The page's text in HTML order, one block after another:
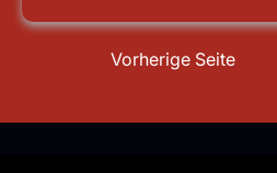
Vorherige Seite